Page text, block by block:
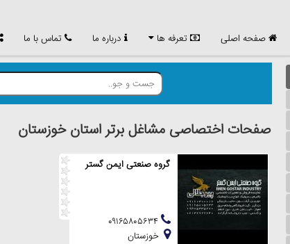
صفحه اصلی تعرفه ها درباره ما تماس با ما
صفحات اختصاصی مشاغل برتر استان خوزستان
گروه صنعتی ایمن گستر
خوزستان